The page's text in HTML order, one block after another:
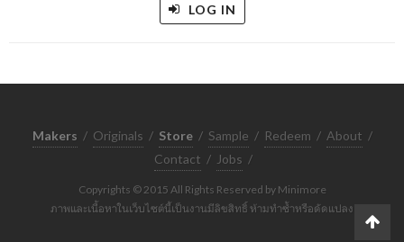
LOG IN
Makers / Originals / Store / Sample / Redeem / About /
Contact / Jobs /
Copyrights © 2015 All Rights Reserved by Minimore
ภาพและเนื้อหาในเว็บไซต์นี้เป็นงานมีลิขสิทธิ์ ห้ามทำซ้ำหรือดัดแปลง